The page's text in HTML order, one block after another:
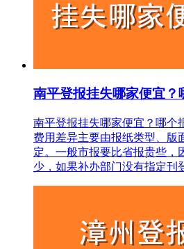
南平登报挂失哪家便宜？
南平登报挂失哪家便宜？哪个
费用差异主要由报纸类型、版
定。一般市报要比省报贵些，
少，如果补办部门没有指定刊